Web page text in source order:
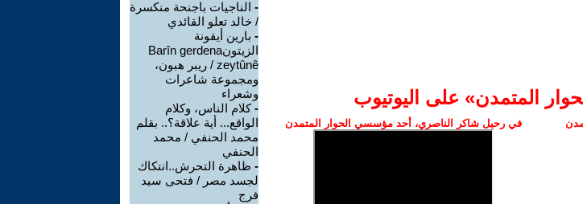
المتمدن» على اليوتيوب
في رحيل شاكر الناصري، أحد مؤسسي الحوار المتمدن
- الناجيات باجنحة منكسرة
/ خالد تعلو القائدي
- بارين أيقونة
الزيتونBarîn gerdena
zeytûnê / ريبر هبون،
ومجموعة شاعرات
وشعراء
-كلام الناس، وكلام
الواقع... أية علاقة؟.. بقلم
محمد الحنفي / محمد
الحنفي
- ظاهرة التحرش..انتكاك
لجسد مصر / فتحى سيد
فرج